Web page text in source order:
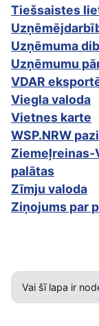
Tiešsaistes
Uzņēmuma
Uzņēmumu
VDAR
Viegla valoda
Vietnes karte
WSP.NRW
Ziemeļreinas-
palātas
Zīmju valoda
Ziņojums par
Vai šī lapa ir